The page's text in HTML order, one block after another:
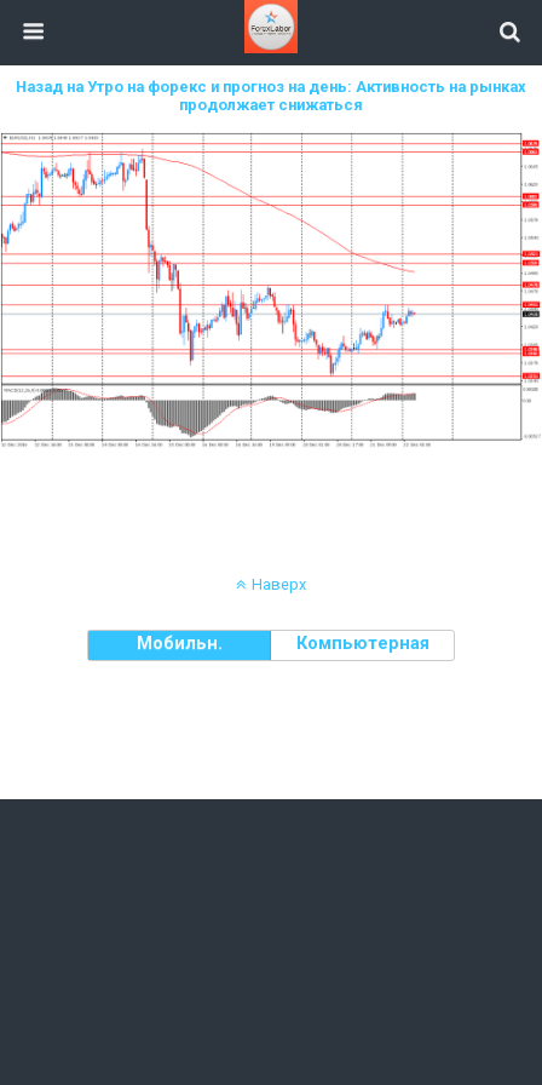
Назад на Утро на форекс и прогноз на день: Активность на рынках
продолжает снижаться
Наверх
Мобильн. Компьютерная